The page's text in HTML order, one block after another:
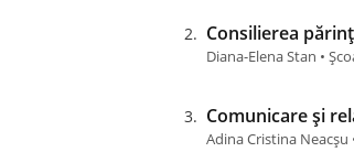
Consilierea
Diana-Elena Stan •
Comunicare și
Adina Cristina